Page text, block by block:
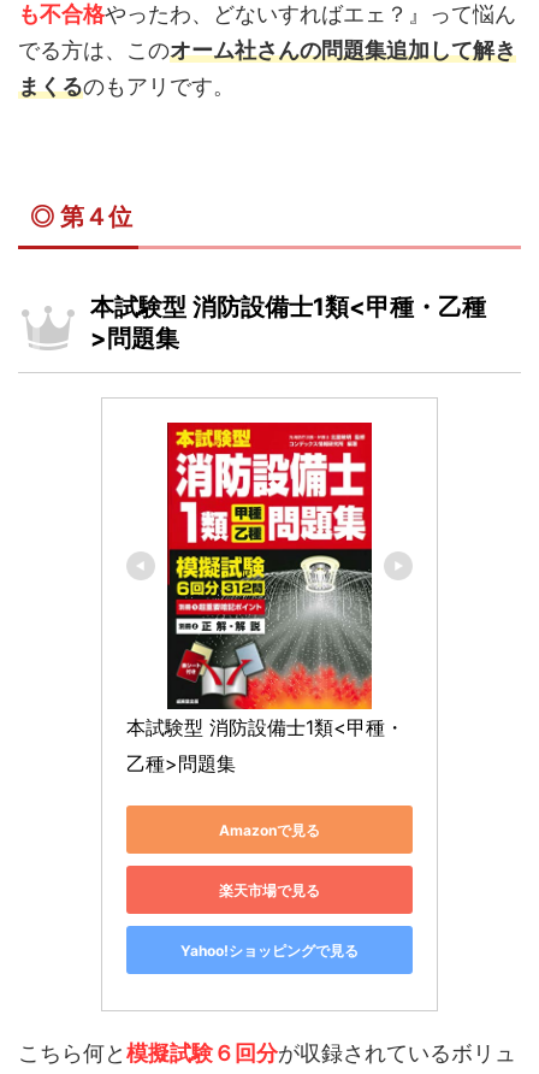
も不合格やったわ、どないすればエェ？』って悩ん
でる方は、このオーム社さんの問題集追加して解き
まくるのもアリです。
◎ 第４位
本試験型 消防設備士1類<甲種・乙種
>問題集
本試験型 消防設備士1類<甲種・
乙種>問題集
Amazonで見る
楽天市場で見る
Yahoo!ショッピングで見る
こちら何と模擬試験６回分が収録されているボリュ